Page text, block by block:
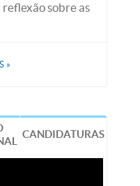
sobre as
»
CANDIDATURAS